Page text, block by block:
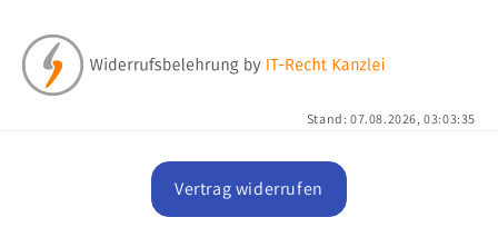
Stand: 07.08.2026, 03:03:35
Vertrag widerrufen